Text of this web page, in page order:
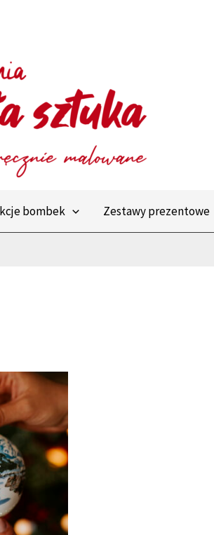
bombek Zestawy prezentowe